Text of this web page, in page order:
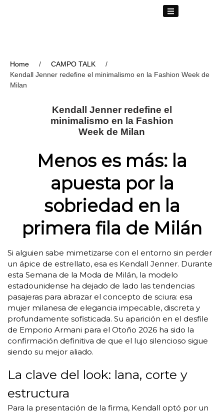
Home / CAMPO TALK
/
Kendall Jenner redefine el minimalismo en la Fashion Week de
Milan
Kendall Jenner redefine el
minimalismo en la Fashion
Week de Milan
Menos es más: la
apuesta por la
sobriedad en la
primera fila de Milán
Si alguien sabe mimetizarse con el entorno sin perder
un ápice de estrellato, esa es Kendall Jenner. Durante
esta Semana de la Moda de Milán, la modelo
estadounidense ha dejado de lado las tendencias
pasajeras para abrazar el concepto de sciura: esa
mujer milanesa de elegancia impecable, discreta y
profundamente sofisticada. Su aparición en el desfile
de Emporio Armani para el Otoño 2026 ha sido la
confirmación definitiva de que el lujo silencioso sigue
siendo su mejor aliado.
La clave del look: lana, corte y
estructura
Para la presentación de la firma, Kendall optó por un